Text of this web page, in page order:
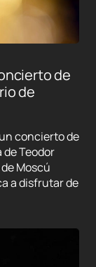
de
de
concierto de
Teodor
Moscú
a disfrutar de